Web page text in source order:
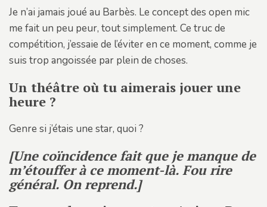
Je n’ai jamais joué au Barbès. Le concept des open mic
me fait un peu peur, tout simplement. Ce truc de
compétition, j’essaie de l’éviter en ce moment, comme je
suis trop angoissée par plein de choses.
Un théâtre où tu aimerais jouer une
heure ?
Genre si j’étais une star, quoi ?
[Une coïncidence fait que je manque de
m’étouffer à ce moment-là. Fou rire
général. On reprend.]